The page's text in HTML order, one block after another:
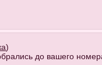
)
до вашего